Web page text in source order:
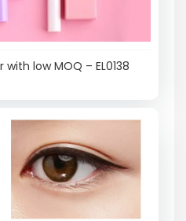
low MOQ – EL0138